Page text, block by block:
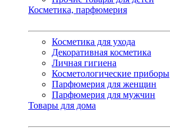
Косметика, парфюмерия
Косметика для ухода
Декоративная косметика
Личная гигиена
Косметологические приборы
Парфюмерия для женщин
Парфюмерия для мужчин
Товары для дома